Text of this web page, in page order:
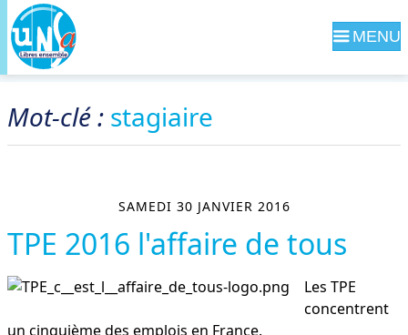
Mot-clé : stagiaire
SAMEDI 30 JANVIER 2016
TPE 2016 l'affaire de tous
Les TPE
concentrent
un cinquième des emplois en France.